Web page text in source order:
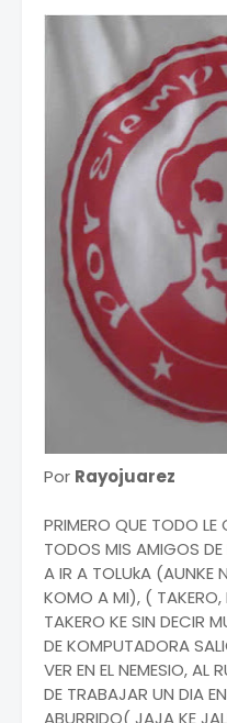
Por Rayojuarez
PRIMERO QUE TODO
TODOS MIS AMIGOS DE
A IR A TOLUkA (AUNKE
KOMO A MI), ( TAKERO,
TAKERO KE SIN DECIR
DE KOMPUTADORA
VER EN EL NEMESIO, AL
DE TRABAJAR UN DIA